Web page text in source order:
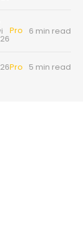
Pro 6 min read
Pro 5 min read